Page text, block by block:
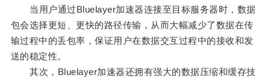
当用户通过Bluelayer加速器连接至目标服务器时，数据
包会选择更短、更快的路径传输，从而大幅减少了数据在传
输过程中的丢包率，保证用户在数据交互过程中的接收和发
送的稳定性。
其次，Bluelayer加速器还拥有强大的数据压缩和缓存技